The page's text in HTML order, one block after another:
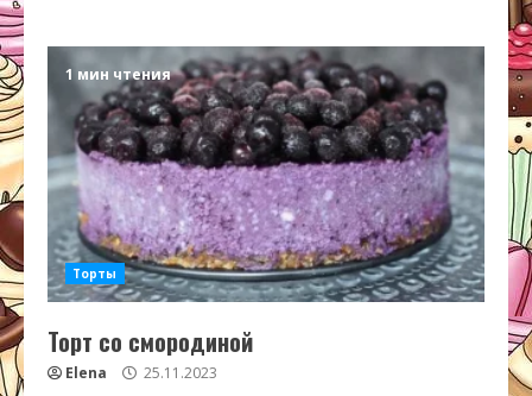
1 мин чтения
Торты
Торт со смородиной
Elena 25.11.2023